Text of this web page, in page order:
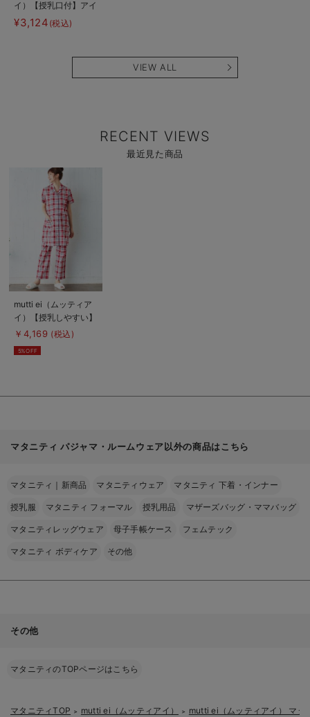
イ）【授乳口付】アイ
スクリーム柄半袖ネグ
リジェ
¥3,124 (税込)
VIEW ALL
RECENT VIEWS
最近見た商品
商
品
詳
細
を
見
る
mutti ei（ムッティア
イ）【授乳しやすい】
平織り先染めチェック
パジャマ
￥4,169 (税込)
5%OFF
マタニティ パジャマ・ルームウェア以外の商品はこちら
マタニティ｜新商品 マタニティウェア マタニティ 下着・インナー
授乳服 マタニティ フォーマル 授乳用品 マザーズバッグ・ママバッグ
マタニティレッグウェア 母子手帳ケース フェムテック
マタニティ ボディケア その他
その他
マタニティのTOPページはこちら
マタニティTOP ＞ mutti ei（ムッティアイ） ＞ mutti ei（ムッティアイ） マタ